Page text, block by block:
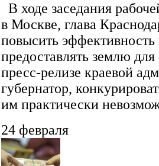
В ходе заседания
в Москве, глава
повысить эффективность
предоставлять землю
пресс-релизе краевой
губернатор,
им практически
24 февраля